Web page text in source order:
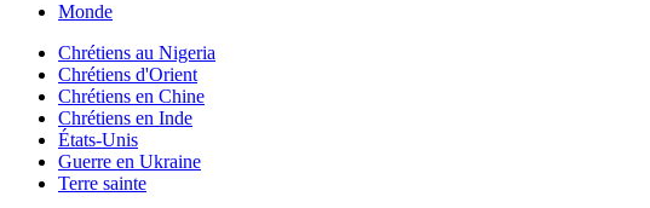
Monde
Chrétiens au Nigeria
Chrétiens d'Orient
Chrétiens en Chine
Chrétiens en Inde
États-Unis
Guerre en Ukraine
Terre sainte